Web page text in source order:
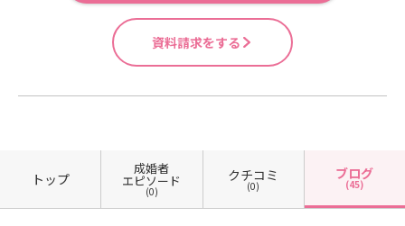
資料請求をする
トップ
成婚者
エピソード
(0)
クチコミ
(0)
ブログ
(45)